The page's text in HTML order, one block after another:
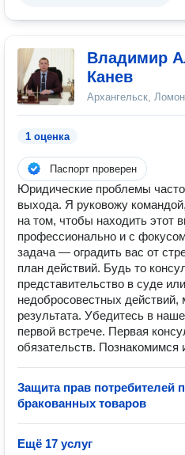
Владимир
Канев
Архангельск,
1 оценка
Паспорт проверен
Юридические проблемы
выхода. Я руковожу
на том, чтобы находить этот
профессионально и с
задача — оградить вас от
план действий. Будь то
представительство в суде
недобросовестных
результата. Убедитесь в
первой встрече. Первая
обязательств.
Защита прав потребителей
бракованных товаров
Ещё 17 услуг